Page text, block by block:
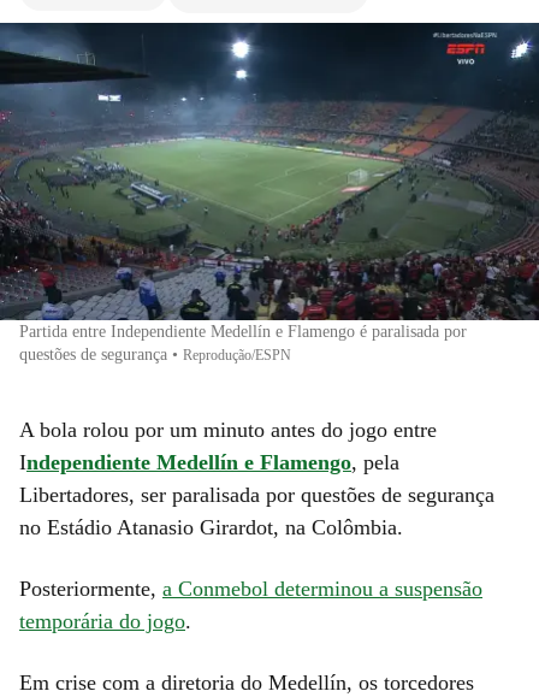
Partida entre Independiente Medellín e Flamengo é paralisada por
questões de segurança • Reprodução/ESPN
A bola rolou por um minuto antes do jogo entre
Independiente Medellín e Flamengo, pela
Libertadores, ser paralisada por questões de segurança
no Estádio Atanasio Girardot, na Colômbia.
Posteriormente, a Conmebol determinou a suspensão
temporária do jogo.
Em crise com a diretoria do Medellín, os torcedores